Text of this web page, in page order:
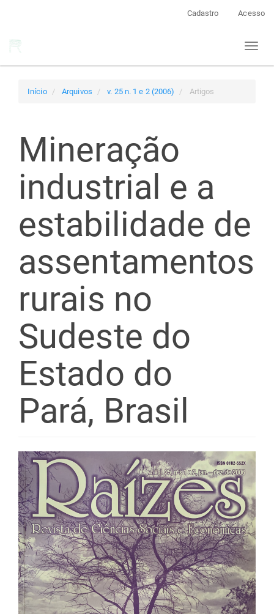
Cadastro Acesso
Toggle
Início Arquivos v. 25 n. 1 e 2 (2006) Artigos
Mineração
industrial e a
estabilidade de
assentamentos
rurais no
Sudeste do
Estado do
Pará, Brasil
Barra
lateral
de
artigos